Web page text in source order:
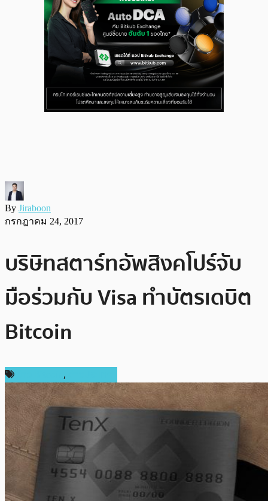
By Jiraboon
กรกฎาคม 24, 2017
บริษิทสตาร์ทอัพสิงคโปร์จับ
มือร่วมกับ Visa ทำบัตรเดบิต
Bitcoin
,